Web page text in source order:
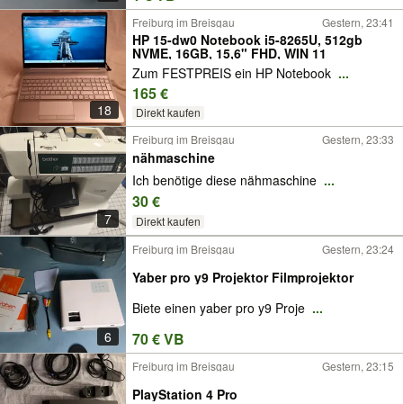
18
Freiburg im Breisgau Gestern, 23:41
HP 15-dw0 Notebook i5-8265U, 512gb
NVME, 16GB, 15,6" FHD, WIN 11
Zum FESTPREIS ein HP Notebook ...
165 €
Direkt kaufen
7
Freiburg im Breisgau Gestern, 23:33
nähmaschine
Ich benötige diese nähmaschine ...
30 €
Direkt kaufen
6
Freiburg im Breisgau Gestern, 23:24
Yaber pro y9 Projektor Filmprojektor
Biete einen yaber pro y9 Proje ...
70 € VB
Freiburg im Breisgau Gestern, 23:15
PlayStation 4 Pro